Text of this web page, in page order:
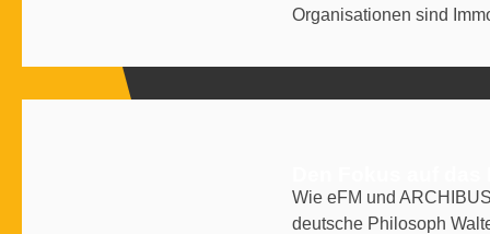
Organisationen sind
Wie eFM und
deutsche Philosoph